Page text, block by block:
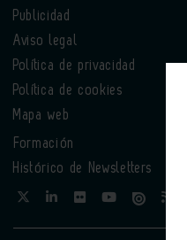
Publicidad
Aviso legal
Política de privacidad
Política de cookies
Mapa web
Formación
Histórico de Newsletters